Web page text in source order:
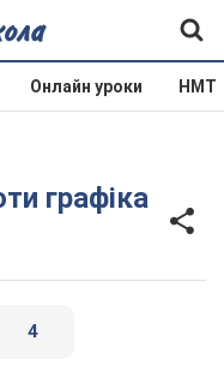
Онлайн уроки НМТ
4